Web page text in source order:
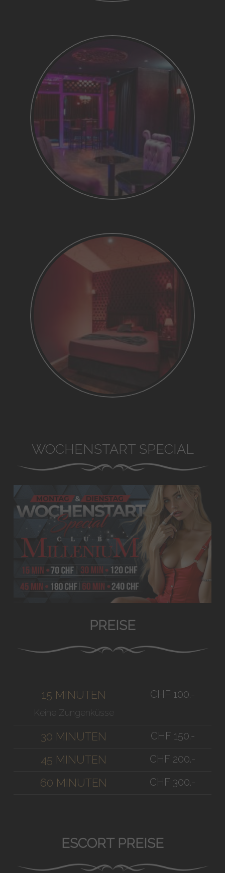
WOCHENSTART SPECIAL
PREISE
15 MINUTEN
Keine Zungenküsse
CHF 100.-
30 MINUTEN CHF 150.-
45 MINUTEN CHF 200.-
60 MINUTEN CHF 300.-
ESCORT PREISE